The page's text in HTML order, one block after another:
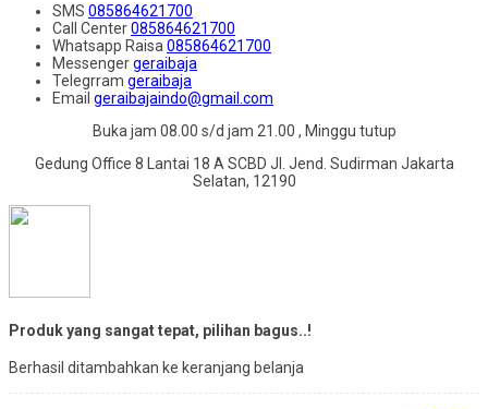
SMS 085864621700
Call Center085864621700
Whatsapp Raisa 085864621700
Messengergeraibaja
Telegrram geraibaja
Email geraibajaindo@gmail.com
Buka jam 08.00 s/d jam 21.00 , Minggu tutup
Gedung Office 8 Lantai 18 A SCBD Jl. Jend. Sudirman Jakarta
Selatan, 12190
Produk yang sangat tepat, pilihan bagus..!
Berhasil ditambahkan ke keranjang belanja